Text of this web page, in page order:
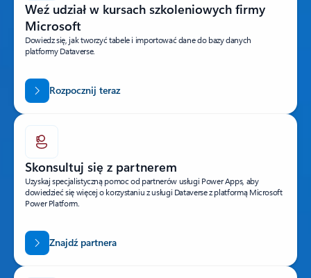
Weź udział w kursach szkoleniowych firmy
Microsoft
Dowiedz się, jak tworzyć tabele i importować dane do bazy danych
platformy Dataverse.
Rozpocznij teraz
Skonsultuj się z partnerem
Uzyskaj specjalistyczną pomoc od partnerów usługi Power Apps, aby
dowiedzieć się więcej o korzystaniu z usługi Dataverse z platformą Microsoft
Power Platform.
Znajdź partnera